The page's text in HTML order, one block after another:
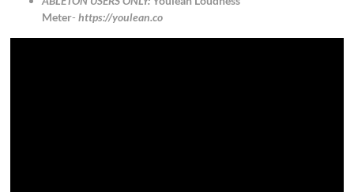
Meter- https://youlean.co